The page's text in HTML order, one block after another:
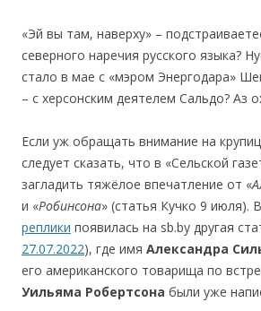
«Эй вы там, наверху» –
северного наречия русского языка?
стало в мае с «мэром Энергодара»
– с херсонским деятелем Сальдо? Аз
Если уж обращать внимание на
следует сказать, что в «Сельской
загладить тяжёлое впечатление от «
и «Робинсона» (статья Кучко 9 июля).
реплики появилась на sb.by другая
27.07.2022), где имя Александра
его американского товарища по
Уильяма Робертсона были уже